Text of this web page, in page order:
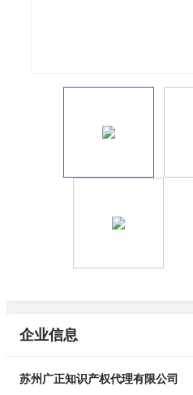
企业信息
苏州广正知识产权代理有限公司